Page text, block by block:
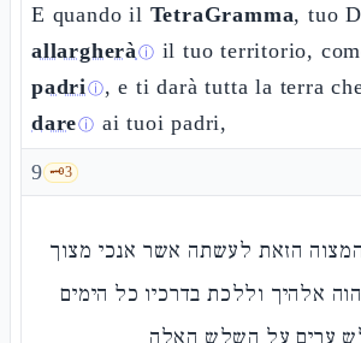
E quando il TetraGramma, tuo
allargheràⓘ il tuo territorio,
padriⓘ, e ti darà tutta la terra
dareⓘ ai tuoi padri,
9 🗝️3
הזאת לעשתה אשר אנכי מצוך
אלהיך וללכת בדרכיו כל הימים